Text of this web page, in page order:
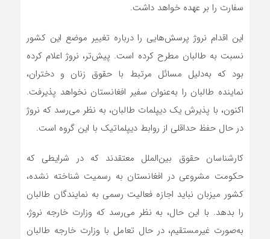
سفارت را بر عهده خواهد داشت.
این اقدام نروژ پرسش‌هایی را درباره تغییر موضع این کشور
نسبت به طالبان مطرح کرده است. پیش‌تر، نروژ اعلام کرده
بود که به‌دلیل مسائل مرتبط با حقوق زنان و دختران،
نماینده طالبان را به‌عنوان سفیر افغانستان نخواهد پذیرفت.
اکنون، با پذیرش یک دیپلمات طالبان، به نظر می‌رسد که نروژ
در حال حفظ حداقلی از روابط دیپلماتیک با این گروه است.
کارشناسان حقوق بین‌الملل معتقدند که در شرایطی که
حکومت مشروعی در افغانستان به رسمیت شناخته نشده،
کشور میزبان نباید اجازه فعالیت رسمی به نمایندگان طالبان
را بدهد. با این حال، به نظر می‌رسد که وزارت خارجه نروژ،
به‌صورت غیرمستقیم، در حال تعامل با وزارت خارجه طالبان